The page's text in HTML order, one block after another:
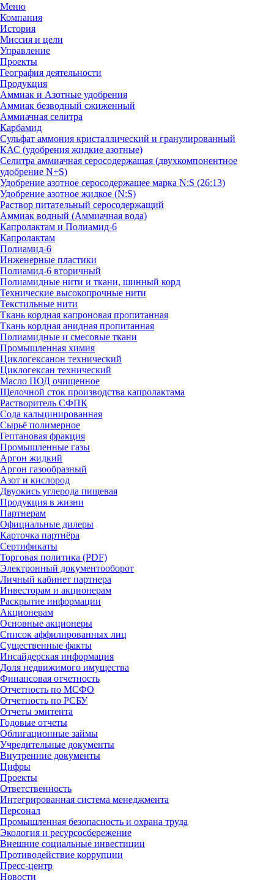
Меню
Компания
История
Миссия и цели
Управление
Проекты
География деятельности
Продукция
Аммиак и Азотные удобрения
Аммиак безводный сжиженный
Аммиачная селитра
Карбамид
Сульфат аммония кристаллический и гранулированный
КАС (удобрения жидкие азотные)
Селитра аммиачная серосодержащая (двухкомпонентное
удобрение N+S)
Удобрение азотное серосодержащее марка N:S (26:13)
Удобрение азотное жидкое (N:S)
Раствор питательный серосодержащий
Аммиак водный (Аммиачная вода)
Капролактам и Полиамид-6
Капролактам
Полиамид-6
Инженерные пластики
Полиамид-6 вторичный
Полиамидные нити и ткани, шинный корд
Технические высокопрочные нити
Текстильные нити
Ткань кордная капроновая пропитанная
Ткань кордная анидная пропитанная
Полиамидные и смесовые ткани
Промышленная химия
Циклогексанон технический
Циклогексан технический
Масло ПОД очищенное
Щелочной сток производства капролактама
Растворитель СФПК
Сода кальцинированная
Сырьё полимерное
Гептановая фракция
Промышленные газы
Аргон жидкий
Аргон газообразный
Азот и кислород
Двуокись углерода пищевая
Продукция в жизни
Партнерам
Официальные дилеры
Карточка партнёра
Сертификаты
Торговая политика (PDF)
Электронный документооборот
Личный кабинет партнера
Инвесторам и акционерам
Раскрытие информации
Акционерам
Основные акционеры
Список аффилированных лиц
Существенные факты
Инсайдерская информация
Доля недвижимого имущества
Финансовая отчетность
Отчетность по МСФО
Отчетность по РСБУ
Отчеты эмитента
Годовые отчеты
Облигационные займы
Учредительные документы
Внутренние документы
Цифры
Проекты
Ответственность
Интегрированная система менеджмента
Персонал
Промышленная безопасность и охрана труда
Экология и ресурсосбережение
Внешние социальные инвестиции
Противодействие коррупции
Пресс-центр
Новости